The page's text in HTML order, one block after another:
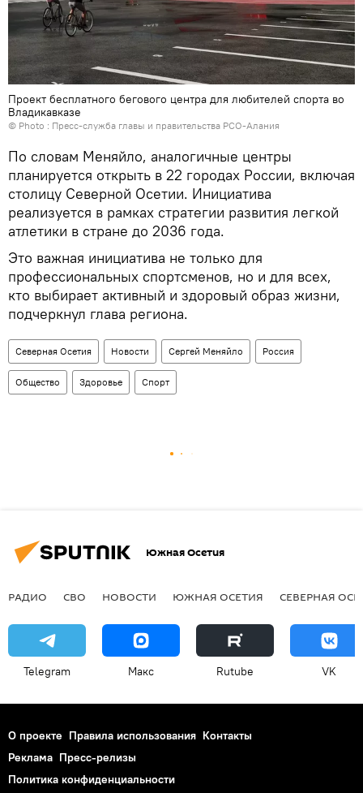
Проект бесплатного бегового центра для любителей спорта во
Владикавказе
© Photo : Пресс-служба главы и правительства РСО-Алания
По словам Меняйло, аналогичные центры
планируется открыть в 22 городах России, включая
столицу Северной Осетии. Инициатива
реализуется в рамках стратегии развития легкой
атлетики в стране до 2036 года.
Это важная инициатива не только для
профессиональных спортсменов, но и для всех,
кто выбирает активный и здоровый образ жизни,
подчеркнул глава региона.
Северная Осетия Новости Сергей Меняйло Россия
Общество Здоровье Спорт
Южная Осетия
РАДИО СВО НОВОСТИ ЮЖНАЯ ОСЕТИЯ СЕВЕРНАЯ
Telegram Макс Rutube VK
О проекте Правила использования Контакты
Реклама Пресс-релизы
Политика конфиденциальности